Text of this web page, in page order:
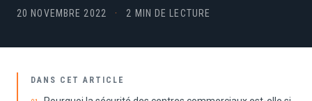
20 NOVEMBRE 2022 · 2 MIN DE LECTURE
DANS CET ARTICLE